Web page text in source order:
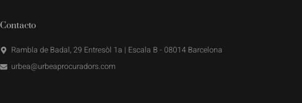
Contacto
Rambla de Badal, 29 Entresòl 1a | Escala B - 08014 Barcelona
urbea@urbeaprocuradors.com